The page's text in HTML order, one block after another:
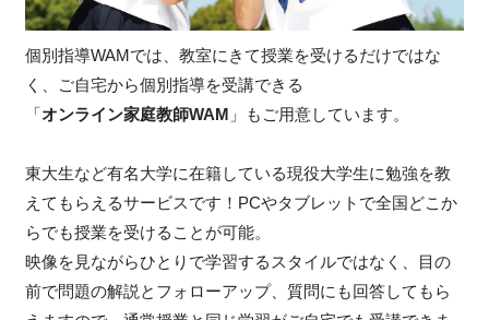
個別指導WAMでは、教室にきて授業を受けるだけではな
く、ご自宅から個別指導を受講できる
「オンライン家庭教師WAM 」もご用意しています。
東大生など有名大学に在籍している現役大学生に勉強を教
えてもらえるサービスです！PCやタブレットで全国どこか
らでも授業を受けることが可能。
映像を見ながらひとりで学習するスタイルではなく、目の
前で問題の解説とフォローアップ、質問にも回答してもら